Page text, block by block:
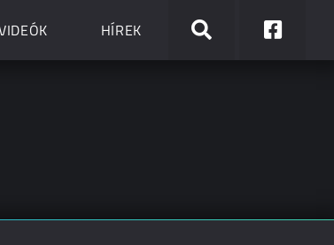
HÍREK